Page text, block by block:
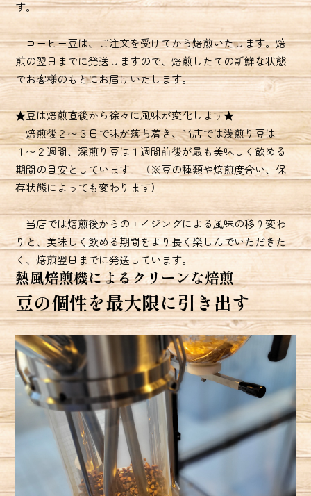
す。
コーヒー豆は、ご注文を受けてから焙煎いたします。焙
煎の翌日までに発送しますので、焙煎したての新鮮な状態
でお客様のもとにお届けいたします。
★豆は焙煎直後から徐々に風味が変化します★
焙煎後２〜３日で味が落ち着き、当店では浅煎り豆は
１〜２週間、深煎り豆は１週間前後が最も美味しく飲める
期間の目安としています。（※豆の種類や焙煎度合い、保
存状態によっても変わります）
当店では焙煎後からのエイジングによる風味の移り変わ
りと、美味しく飲める期間をより長く楽しんでいただきた
く、焙煎翌日までに発送しています。
熱風焙煎機によるクリーンな焙煎
豆の個性を最大限に引き出す